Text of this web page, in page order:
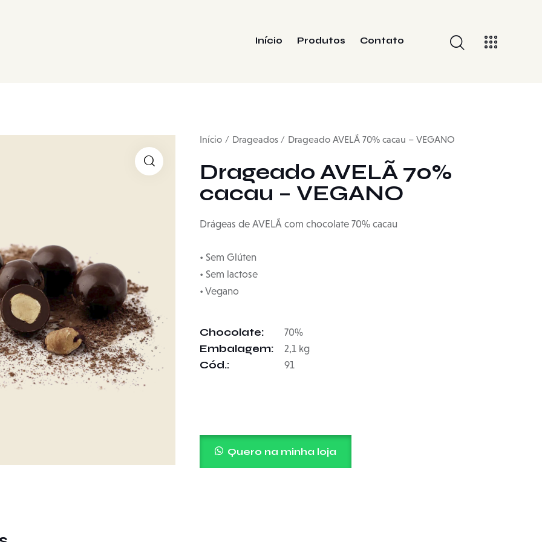
Início Produtos Contato
Início Drageados Drageado AVELÃ 70% cacau – VEGANO
Drageado AVELÃ 70%
cacau – VEGANO
Drágeas de AVELÃ com chocolate 70% cacau
• Sem Glúten
• Sem lactose
• Vegano
Chocolate 70%
Embalagem 2,1 kg
Cód. 91
Quero na minha loja